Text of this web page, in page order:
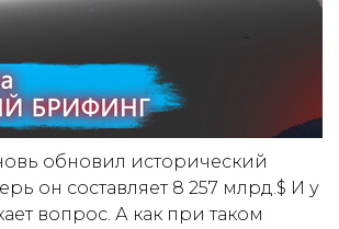
обновил исторический
он составляет 8 257 млрд.$ И у
вопрос. А как при таком